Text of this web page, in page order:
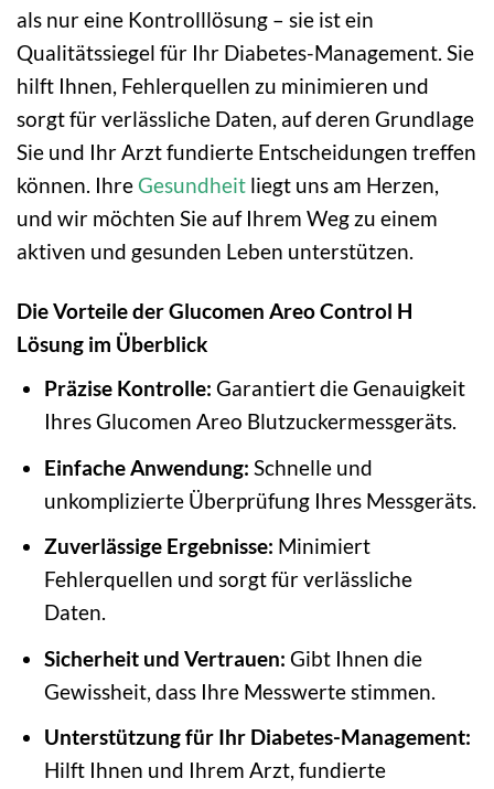
als nur eine Kontrolllösung – sie ist ein
Qualitätssiegel für Ihr Diabetes-Management. Sie
hilft Ihnen, Fehlerquellen zu minimieren und
sorgt für verlässliche Daten, auf deren Grundlage
Sie und Ihr Arzt fundierte Entscheidungen treffen
können. Ihre Gesundheit liegt uns am Herzen,
und wir möchten Sie auf Ihrem Weg zu einem
aktiven und gesunden Leben unterstützen.
Die Vorteile der Glucomen Areo Control H
Lösung im Überblick
Präzise Kontrolle: Garantiert die Genauigkeit
Ihres Glucomen Areo Blutzuckermessgeräts.
Einfache Anwendung: Schnelle und
unkomplizierte Überprüfung Ihres Messgeräts.
Zuverlässige Ergebnisse: Minimiert
Fehlerquellen und sorgt für verlässliche
Daten.
Sicherheit und Vertrauen: Gibt Ihnen die
Gewissheit, dass Ihre Messwerte stimmen.
Unterstützung für Ihr Diabetes-Management:
Hilft Ihnen und Ihrem Arzt, fundierte